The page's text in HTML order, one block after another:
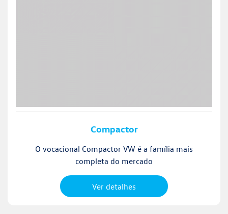
Compactor
O vocacional Compactor VW é a família mais
completa do mercado
Ver detalhes